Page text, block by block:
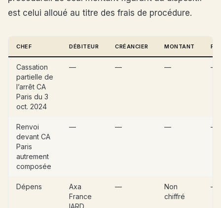
est celui alloué au titre des frais de procédure.
CHEF DÉBITEUR CRÉANCIER MONTANT
Cassation
partielle de
l’arrêt CA
Paris du 3
oct. 2024
— — — —
Renvoi
devant CA
Paris
autrement
composée
— — — —
Dépens
Axa
France
IARD
—
Non
chiffré
—